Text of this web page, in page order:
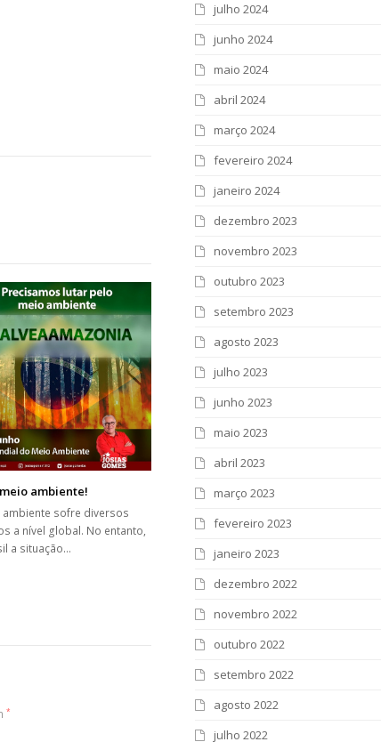
ambiente!
ambiente sofre diversos
a nível global. No entanto,
a situação…
*
julho 2024
junho 2024
maio 2024
abril 2024
março 2024
fevereiro 2024
janeiro 2024
dezembro 2023
novembro 2023
outubro 2023
setembro 2023
agosto 2023
julho 2023
junho 2023
maio 2023
abril 2023
março 2023
fevereiro 2023
janeiro 2023
dezembro 2022
novembro 2022
outubro 2022
setembro 2022
agosto 2022
julho 2022